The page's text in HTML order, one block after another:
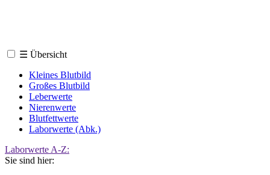
☰ Übersicht
Kleines Blutbild
Großes Blutbild
Leberwerte
Nierenwerte
Blutfettwerte
Laborwerte (Abk.)
Laborwerte A-Z:
Sie sind hier: